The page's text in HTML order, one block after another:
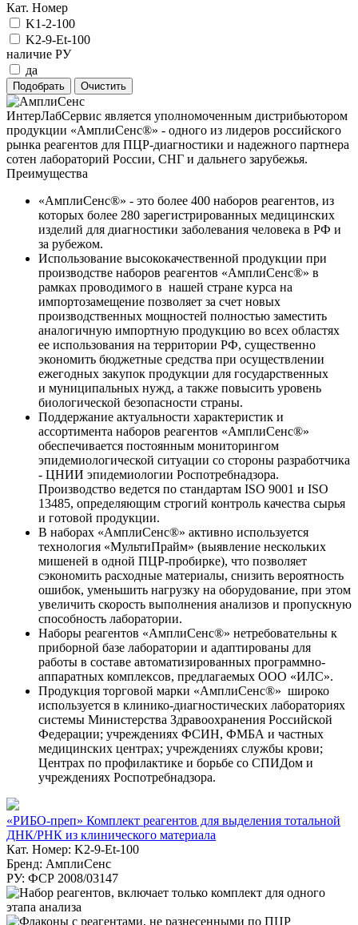
Кат. Номер
K1-2-100
K2-9-Et-100
наличие РУ
да
ИнтерЛабСервис является уполномоченным дистрибьютором
продукции «АмплиСенс®» - одного из лидеров российского
рынка реагентов для ПЦР-диагностики и надежного партнера
сотен лабораторий России, СНГ и дальнего зарубежья.
Преимущества
«АмплиСенс®» - это более 400 наборов реагентов, из
которых более 280 зарегистрированных медицинских
изделий для диагностики заболевания человека в РФ и
за рубежом.
Использование высококачественной продукции при
производстве наборов реагентов «АмплиСенс®» в
рамках проводимого в нашей стране курса на
импортозамещение позволяет за счет новых
производственных мощностей полностью заместить
аналогичную импортную продукцию во всех областях
ее использования на территории РФ, существенно
экономить бюджетные средства при осуществлении
ежегодных закупок продукции для государственных
и муниципальных нужд, а также повысить уровень
биологической безопасности страны.
Поддержание актуальности характеристик и
ассортимента наборов реагентов «АмплиСенс®»
обеспечивается постоянным мониторингом
эпидемиологической ситуации со стороны разработчика
- ЦНИИ эпидемиологии Роспотребнадзора.
Производство ведется по стандартам ISO 9001 и ISO
13485, определяющим строгий контроль качества сырья
и готовой продукции.
В наборах «АмплиСенс®» активно используется
технология «МультиПрайм» (выявление нескольких
мишеней в одной ПЦР-пробирке), что позволяет
сэкономить расходные материалы, снизить вероятность
ошибок, уменьшить нагрузку на оборудование, при этом
увеличить скорость выполнения анализов и пропускную
способность лаборатории.
Наборы реагентов «АмплиСенс®» нетребовательны к
приборной базе лаборатории и адаптированы для
работы в составе автоматизированных программно-
аппаратных комплексов, предлагаемых ООО «ИЛС».
Продукция торговой марки «АмплиСенс®» широко
используется в клинико-диагностических лабораториях
системы Министерства Здравоохранения Российской
Федерации; учреждениях ФСИН, ФМБА и частных
медицинских центрах; учреждениях службы крови;
Центрах по профилактике и борьбе со СПИДом и
учреждениях Роспотребнадзора.
«РИБО-преп» Комплект реагентов для выделения тотальной
ДНК/РНК из клинического материала
Кат. Номер: K2-9-Et-100
Бренд: АмплиСенс
РУ: ФСР 2008/03147